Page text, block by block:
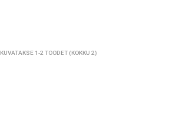
KUVATAKSE 1-2 TOODET (KOKKU 2)